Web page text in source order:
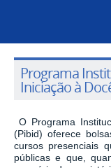
Programa
Iniciação à
O Programa
(Pibid) oferece
cursos presenciais
públicas e que,